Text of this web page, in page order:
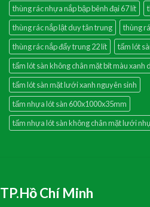
thùng rác nhựa nắp bập bênh đại 67 lít
thùng rác nắp lật duy tân trung
thùng
thùng rác nắp đẩy trung 22 lít
tấm lót
tấm lót sàn không chân mặt bít màu xanh
tấm lót sàn mặt lưới xanh nguyên sinh
tấm nhựa lót sàn 600x1000x35mm
tấm nhựa lót sàn không chân mặt lưới
TP.Hồ Chí Minh